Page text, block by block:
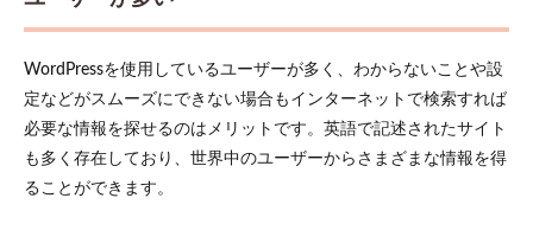
6
まと
WordPressを使用しているユーザーが多く、わからないことや設
定などがスムーズにできない場合もインターネットで検索すれば
必要な情報を探せるのはメリットです。英語で記述されたサイト
も多く存在しており、世界中のユーザーからさまざまな情報を得
ることができます。